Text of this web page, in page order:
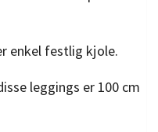
enkel festlig kjole.
leggings er 100 cm